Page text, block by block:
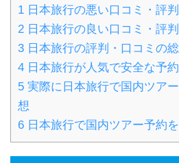
1 日本旅行の悪い口コミ・評判
2 日本旅行の良い口コミ・評判
3 日本旅行の評判・口コミの
4 日本旅行が人気で安全な予
5 実際に日本旅行で国内ツア
想
6 日本旅行で国内ツアー予約